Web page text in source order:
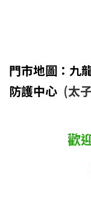
門市地圖：九
防護中心 (太
歡